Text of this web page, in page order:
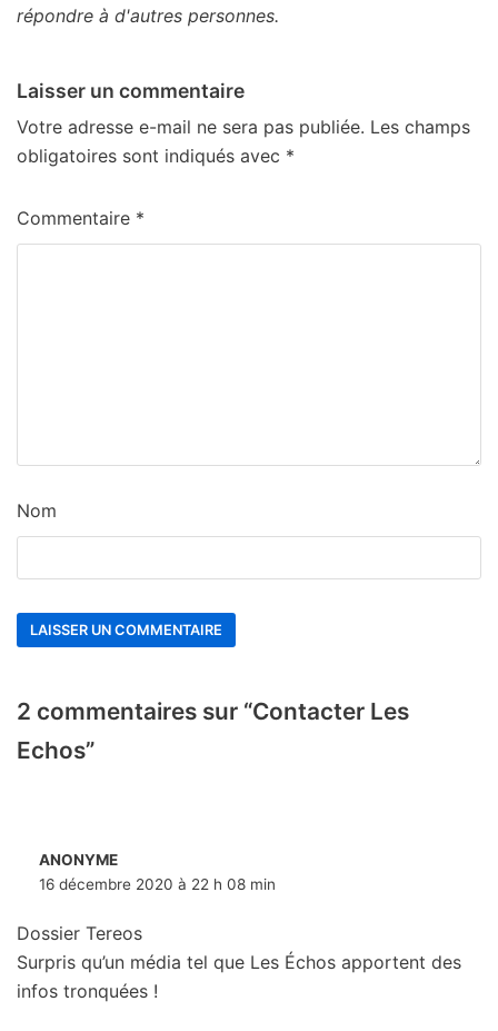
répondre à d'autres personnes.
Laisser un commentaire
Votre adresse e-mail ne sera pas publiée. Les champs
obligatoires sont indiqués avec *
Commentaire *
Nom
2 commentaires sur “Contacter Les
Echos”
ANONYME
16 décembre 2020 à 22 h 08 min
Dossier Tereos
Surpris qu’un média tel que Les Échos apportent des
infos tronquées !